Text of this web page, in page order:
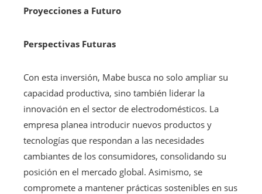
Proyecciones a Futuro
Perspectivas Futuras
Con esta inversión, Mabe busca no solo ampliar su
capacidad productiva, sino también liderar la
innovación en el sector de electrodomésticos. La
empresa planea introducir nuevos productos y
tecnologías que respondan a las necesidades
cambiantes de los consumidores, consolidando su
posición en el mercado global. Asimismo, se
compromete a mantener prácticas sostenibles en sus